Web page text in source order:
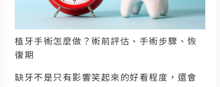
植牙手術怎麼做？術前評估、手術步驟、恢
復期
缺牙不是只有影響笑起來的好看程度，還會